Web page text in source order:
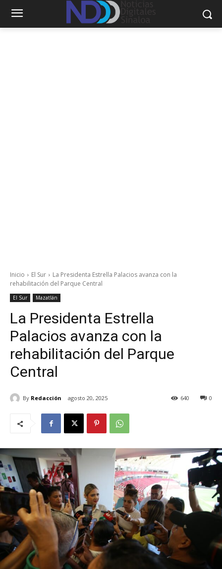
Inicio El Sur
La Presidenta Estrella Palacios avanza con la
rehabilitación del Parque Central
El Sur Mazatlán
La Presidenta Estrella
Palacios avanza con la
rehabilitación del Parque
Central
By Redacción agosto 20, 2025 0
640